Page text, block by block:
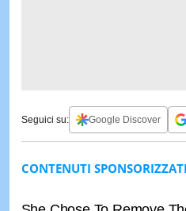
Seguici su: Google Discover